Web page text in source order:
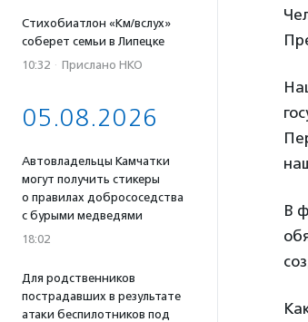
Стихобиатлон «Км/вслух»
соберет семьи в Липецке
10:32 · Прислано НКО
05.08.2026
Автовладельцы Камчатки
могут получить стикеры
о правилах добрососедства
с бурыми медведями
18:02
Для родственников
пострадавших в результате
атаки беспилотников под
В